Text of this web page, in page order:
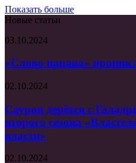
Показать больше
Новые статьи
«Слово
проникло
«Ёлки
(тизер)
03.10.2024
«Слово пацана»
Саурон
с
Галадриэлью
в
тизере
второго
02.10.2024
Саурон дерётся с
второго сезона
власти»
Palworld
02.10.2024